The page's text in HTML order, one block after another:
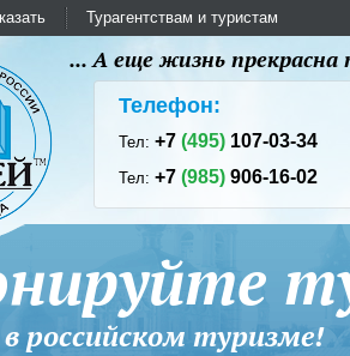
Турагентствам и туристам
... А еще жизнь
Телефон:
Тел:+7(495) 107-03-34
Тел:+7(985) 906-16-02
в российском